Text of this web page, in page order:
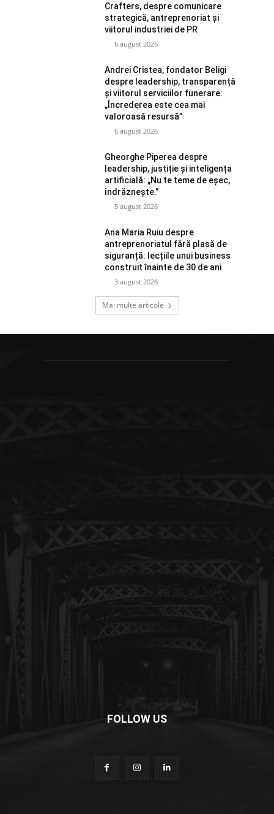
Crafters, despre comunicare
strategică, antreprenoriat și
viitorul industriei de PR
6 august 2026
Andrei Cristea, fondator Beligi
despre leadership, transparență
și viitorul serviciilor funerare:
„Încrederea este cea mai
valoroasă resursă”
6 august 2026
Gheorghe Piperea despre
leadership, justiție și inteligența
artificială: „Nu te teme de eșec,
îndrăznește.”
5 august 2026
Ana Maria Ruiu despre
antreprenoriatul fără plasă de
siguranță: lecțiile unui business
construit înainte de 30 de ani
3 august 2026
Mai multe articole
FOLLOW US